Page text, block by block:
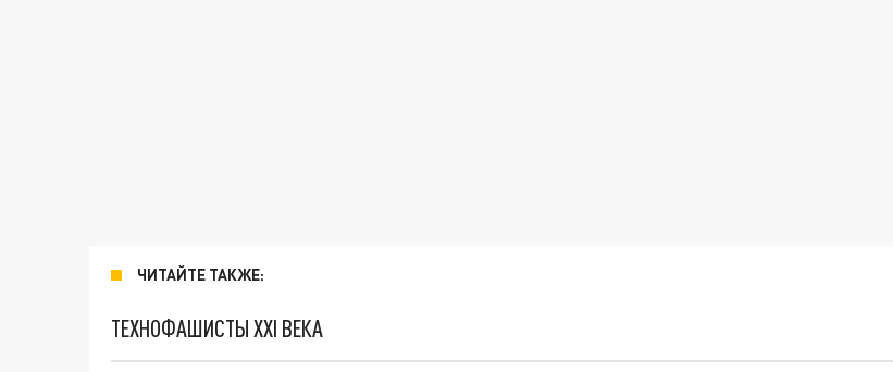
ЧИТАЙТЕ ТАКЖЕ:
ТЕХНОФАШИСТЫ XXI ВЕКА